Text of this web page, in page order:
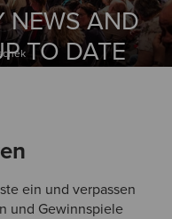
NEWS AND
TO DATE
ein und verpassen
und Gewinnspiele